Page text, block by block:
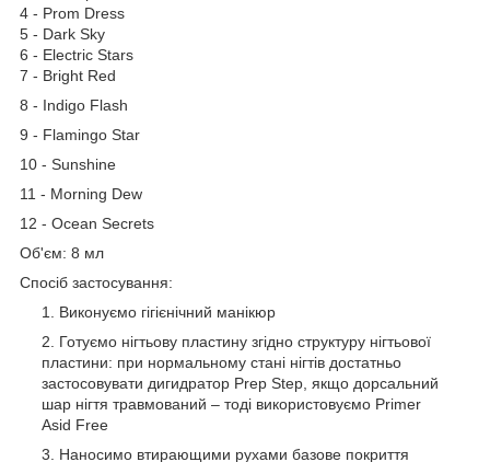
4 - Prom Dress
5 - Dark Sky
6 - Electric Stars
7 - Bright Red
8 - Indigo Flash
9 - Flamingo Star
10 - Sunshine
11 - Morning Dew
12 - Ocean Secrets
Об'єм: 8 мл
Спосіб застосування:
Виконуємо гігієнічний манікюр
Готуємо нігтьову пластину згідно структуру нігтьової
пластини: при нормальному стані нігтів достатньо
застосовувати дигидратор Prep Step, якщо дорсальний
шар нігтя травмований – тоді використовуємо Primer
Asid Free
Наносимо втирающими рухами базове покриття